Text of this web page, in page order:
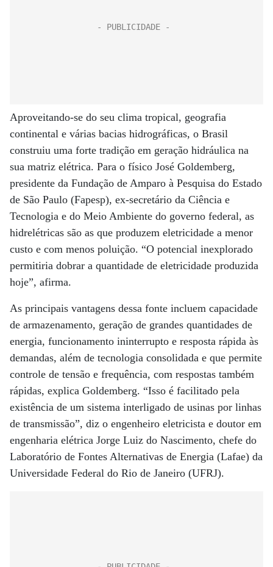
Aproveitando-se do seu clima tropical, geografia
continental e várias bacias hidrográficas, o Brasil
construiu uma forte tradição em geração hidráulica na
sua matriz elétrica. Para o físico José Goldemberg,
presidente da Fundação de Amparo à Pesquisa do Estado
de São Paulo (Fapesp), ex-secretário da Ciência e
Tecnologia e do Meio Ambiente do ­governo federal, as
hidrelétricas são as que produzem eletricidade a menor
custo e com menos poluição. “O potencial inexplorado
permitiria dobrar a quantidade de eletricidade produzida
hoje”, afirma.
As principais vantagens dessa fonte incluem capacidade
de armazenamento, geração de grandes quantidades de
energia, funcionamento ininterrupto e resposta rápida às
demandas, além de tecnologia consolidada e que permite
controle de tensão e frequência, com respostas também
rápidas, explica Goldemberg. “Isso é facilitado pela
existência de um sistema interligado de usinas por linhas
de transmissão”, diz o engenheiro eletricista e doutor em
engenharia elétrica Jorge Luiz do Nascimento, chefe do
Laboratório de Fontes Alternativas de Energia (Lafae) da
Universidade Federal do Rio de Janeiro (UFRJ).